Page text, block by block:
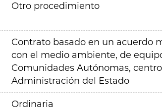
Otro procedimiento
Contrato basado en un acuerdo
con el medio ambiente, de
Comunidades Autónomas,
Administración del Estado
Ordinaria